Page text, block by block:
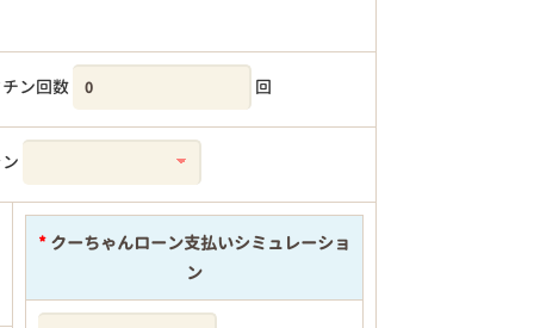
ン回数 回
* クーちゃんローン支払いシミュレーショ
ン